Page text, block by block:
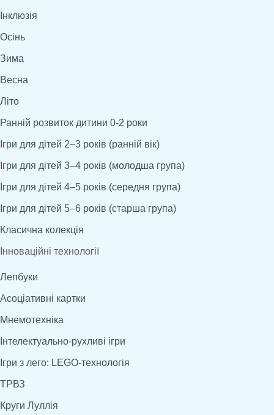
Інклюзія
Осінь
Зима
Весна
Літо
Ранній розвиток дитини 0-2 роки
Ігри для дітей 2–3 років (ранній вік)
Ігри для дітей 3–4 років (молодша група)
Ігри для дітей 4–5 років (середня група)
Ігри для дітей 5–6 років (старша група)
Класична колекція
Інноваційні технології
Лепбуки
Асоціативні картки
Мнемотехніка
Інтелектуально-рухливі ігри
Ігри з лего: LEGO-технологія
ТРВЗ
Круги Луллія